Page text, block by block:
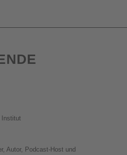
Institut
Autor, Podcast-Host und